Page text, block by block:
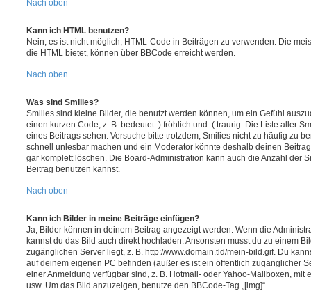
Nach oben
Kann ich HTML benutzen?
Nein, es ist nicht möglich, HTML-Code in Beiträgen zu verwenden. Die
die HTML bietet, können über BBCode erreicht werden.
Nach oben
Was sind Smilies?
Smilies sind kleine Bilder, die benutzt werden können, um ein Gefühl
einen kurzen Code, z. B. bedeutet :) fröhlich und :( traurig. Die Liste aller
eines Beitrags sehen. Versuche bitte trotzdem, Smilies nicht zu häufig zu
schnell unlesbar machen und ein Moderator könnte deshalb deinen
gar komplett löschen. Die Board-Administration kann auch die Anzahl der
Beitrag benutzen kannst.
Nach oben
Kann ich Bilder in meine Beiträge einfügen?
Ja, Bilder können in deinem Beitrag angezeigt werden. Wenn die
kannst du das Bild auch direkt hochladen. Ansonsten musst du zu einem
zugänglichen Server liegt, z. B. http://www.domain.tld/mein-bild.gif. Du
auf deinem eigenen PC befinden (außer es ist ein öffentlich zugänglicher
einer Anmeldung verfügbar sind, z. B. Hotmail- oder Yahoo-Mailboxen, mit
usw. Um das Bild anzuzeigen, benutze den BBCode-Tag „[img]“.